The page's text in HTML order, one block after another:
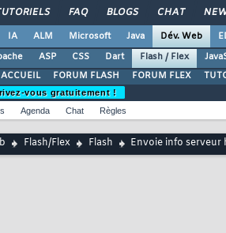
FAQ BLOGS CHAT
IA ALM Microsoft Java Dév. Web
ASP CSS Dart Flash / Flex
ACCUEIL
FORUM FLASH FORUM FLEX
vous gratuitement !
Agenda Chat Règles
Flash/Flex Flash Envoie info serveur